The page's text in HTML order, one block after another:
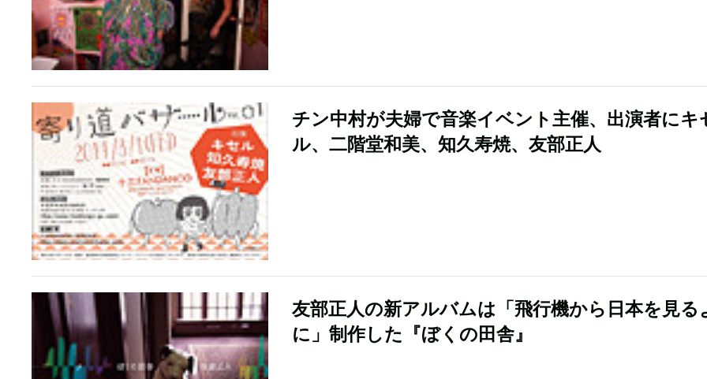
チン中村が夫婦で音楽イベント主催、出演者にキ
ル、二階堂和美、知久寿焼、友部正人
友部正人の新アルバムは「飛行機から日本を見る
に」制作した『ぼくの田舎』